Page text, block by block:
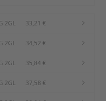
2GL 33,21 €
2GL 34,52 €
2GL 35,84 €
2GL 37,58 €